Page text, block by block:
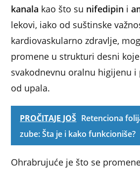
kanala kao što su nifedipin i
lekovi, iako od suštinske
kardiovaskularno zdravlje,
promene u strukturi desni
svakodnevnu oralnu higijenu i
od upala.
PROČITAJE JOŠ Retenciona
zube: Šta je i kako funkcioniše?
Ohrabrujuće je što se